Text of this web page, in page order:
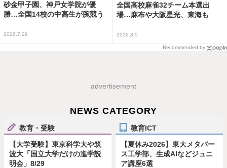
砂金甲子園、神戸女学院が優
勝…全国14校の中高生が腕競う
2026.7.29
全国高校麻雀32チーム本選出
場…麻布や大阪星光、東海も
2026.8.5
Recommended by
advertisement
NEWS CATEGORY
教育・受験
【大学受験】東京科学大や筑
波大「国立大学だけの進学説
明会」8/29
教育ICT
【夏休み2026】東大メタバー
ス工学部、生成AIなどジュニ
ア講座6選